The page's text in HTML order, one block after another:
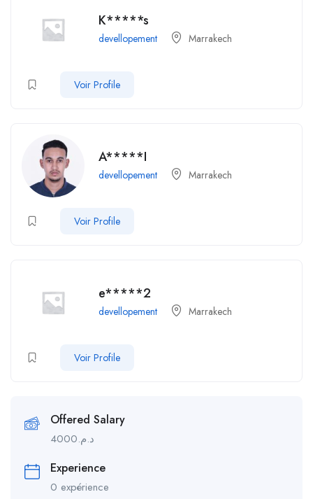
K*****s
devellopement Marrakech
Voir Profile
A*****I
devellopement Marrakech
Voir Profile
e*****2
devellopement Marrakech
Voir Profile
Offered Salary
د.م.4000
Experience
0 expérience